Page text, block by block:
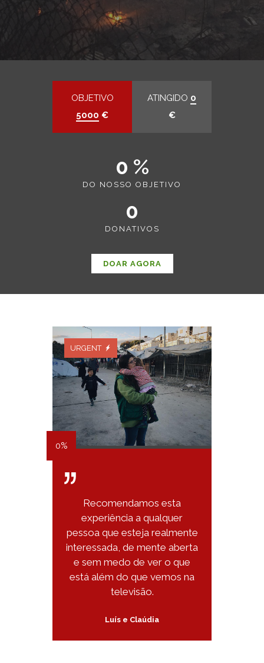
OBJETIVO
5000 €
ATINGIDO 0
€
0 %
DO NOSSO OBJETIVO
0
DONATIVOS
DOAR AGORA
URGENT
0%
Recomendamos esta
experiência a qualquer
pessoa que esteja realmente
interessada, de mente aberta
e sem medo de ver o que
está além do que vemos na
televisão.
Luís e Claúdia